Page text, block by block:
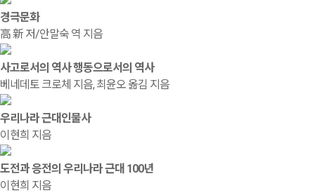
경극문화
高 新 저/안말숙 역 지음
사고로서의 역사 행동으로서의 역사
베네데토 크로체 지음, 최윤오 옮김 지음
우리나라 근대인물사
이현희 지음
도전과 응전의 우리나라 근대 100년
이현희 지음